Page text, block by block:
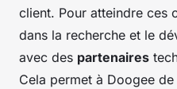
client. Pour atteindre ces
dans la recherche et le
avec des partenaires
Cela permet à Doogee